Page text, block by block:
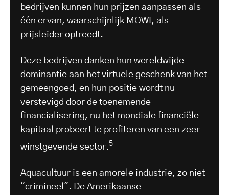
bedrijven kunnen hun prijzen aanpassen als
één ervan, waarschijnlijk MOWI, als
prijsleider optreedt.
Deze bedrijven danken hun wereldwijde
dominantie aan het virtuele geschenk van het
gemeengoed, en hun positie wordt nu
verstevigd door de toenemende
financialisering, nu het mondiale financiële
kapitaal probeert te profiteren van een zeer
winstgevende sector.5
Aquacultuur is een amorele industrie, zo niet
"crimineel". De Amerikaanse